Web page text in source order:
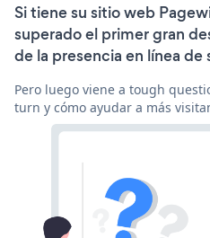
Si tiene su sitio web
superado el primer gran
de la presencia en línea de
Pero luego viene a tough
turn y cómo ayudar a más